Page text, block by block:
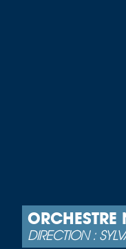
DIRECTION :